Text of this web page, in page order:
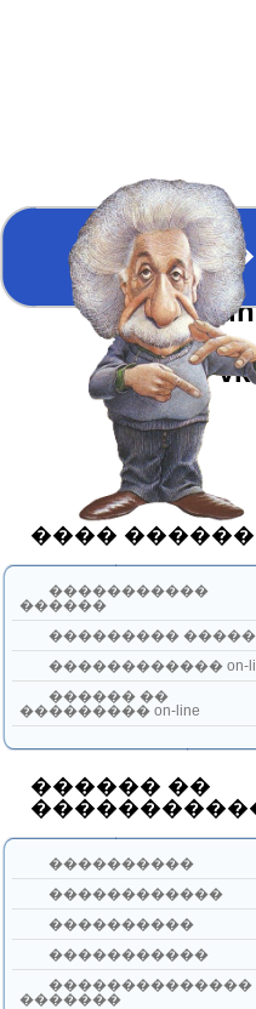
��������
�������
�������
�����
���� ������
�����������
������
���������
������������ on-
������ ��
��������� on-line
������ ��
����������
������������
����������
�����������
��������������
�������